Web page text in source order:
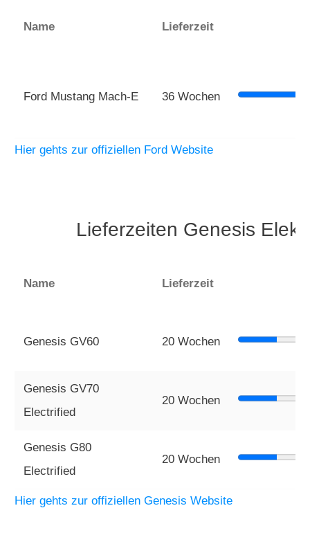
Name Lieferzeit
Ford Mustang Mach-E 36 Wochen
Hier gehts zur offiziellen Ford Website
Lieferzeiten Genesis
Name Lieferzeit
Genesis GV60 20 Wochen
Genesis GV70
Electrified
20 Wochen
Genesis G80
Electrified
20 Wochen
Hier gehts zur offiziellen Genesis Website